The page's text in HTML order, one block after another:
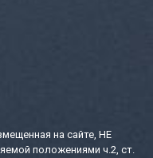
на сайте, НЕ
положениями ч.2, ст.